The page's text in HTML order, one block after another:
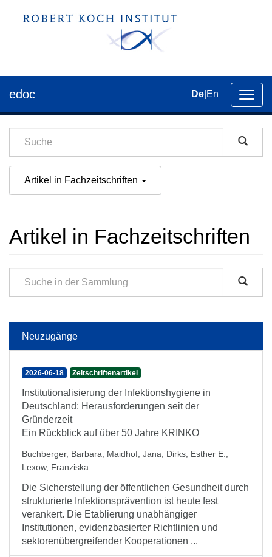
der
edoc De En
Artikel in Fachzeitschriften
Artikel in Fachzeitschriften
Neuzugänge
2026-06-18 Zeitschriftenartikel
Institutionalisierung der Infektionshygiene in
Deutschland: Herausforderungen seit der
Gründerzeit
Ein Rückblick auf über 50 Jahre KRINKO
Buchberger, Barbara; Maidhof, Jana; Dirks, Esther E. ;
Lexow, Franziska
Die Sicherstellung der öffentlichen Gesundheit durch
strukturierte Infektionsprävention ist heute fest
verankert. Die Etablierung unabhängiger
Institutionen, evidenzbasierter Richtlinien und
sektorenübergreifender Kooperationen ...